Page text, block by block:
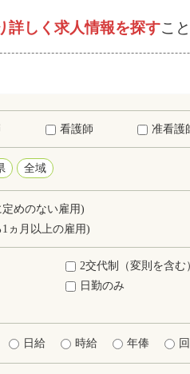
詳しく求人情報を探すこ
看護師 准看護
全域
めのない雇用)
ヵ月以上の雇用)
2交代制（変則を含む
日勤のみ
日給 時給 年俸